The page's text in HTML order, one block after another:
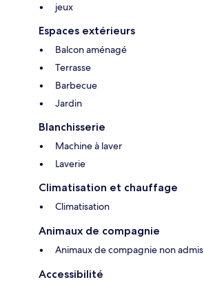
jeux
Espaces extérieurs
Balcon aménagé
Terrasse
Barbecue
Jardin
Blanchisserie
Machine à laver
Laverie
Climatisation et chauffage
Climatisation
Animaux de compagnie
Animaux de compagnie non admis
Accessibilité